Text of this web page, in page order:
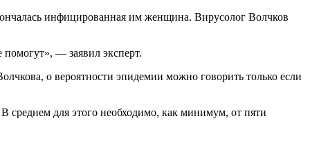
инфицированная им женщина. Вирусолог Волчков
— заявил эксперт.
о вероятности эпидемии можно говорить только если
среднем для этого необходимо, как минимум, от пяти